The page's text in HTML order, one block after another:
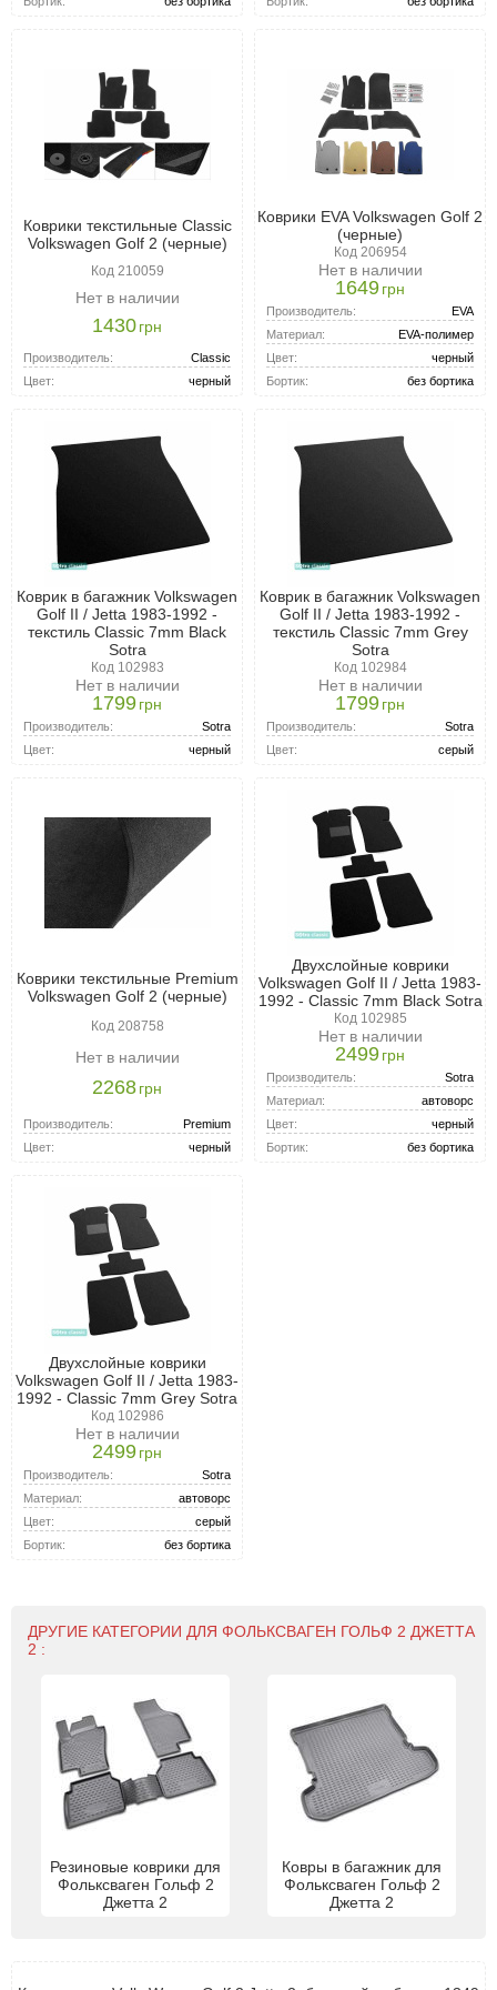
Коврики текстильные Classic
Volkswagen Golf 2 (черные)
Код 210059
Нет в наличии
1430грн
Производитель:
Classic
Цвет:
черный
Коврики EVA Volkswagen Golf 2
(черные)
Код 206954
Нет в наличии
1649грн
Производитель:
EVA
Материал:
EVA-полимер
Цвет:
черный
Бортик:
без бортика
Коврик в багажник Volkswagen
Golf II / Jetta 1983-1992 -
текстиль Classic 7mm Black
Sotra
Код 102983
Нет в наличии
1799грн
Производитель:
Sotra
Цвет:
черный
Коврик в багажник Volkswagen
Golf II / Jetta 1983-1992 -
текстиль Classic 7mm Grey
Sotra
Код 102984
Нет в наличии
1799грн
Производитель:
Sotra
Цвет:
серый
Коврики текстильные Premium
Volkswagen Golf 2 (черные)
Код 208758
Нет в наличии
2268грн
Производитель:
Premium
Цвет:
черный
Двухслойные коврики
Volkswagen Golf II / Jetta 1983-
1992 - Classic 7mm Black Sotra
Код 102985
Нет в наличии
2499грн
Производитель:
Sotra
Материал:
автоворс
Цвет:
черный
Бортик:
без бортика
Двухслойные коврики
Volkswagen Golf II / Jetta 1983-
1992 - Classic 7mm Grey Sotra
Код 102986
Нет в наличии
2499грн
Производитель:
Sotra
Материал:
автоворс
Цвет:
серый
Бортик:
без бортика
ДРУГИЕ КАТЕГОРИИ ДЛЯ ФОЛЬКСВАГЕН ГОЛЬФ 2 ДЖЕТТА
2 :
Резиновые коврики для
Фольксваген Гольф 2
Джетта 2
Ковры в багажник для
Фольксваген Гольф 2
Джетта 2